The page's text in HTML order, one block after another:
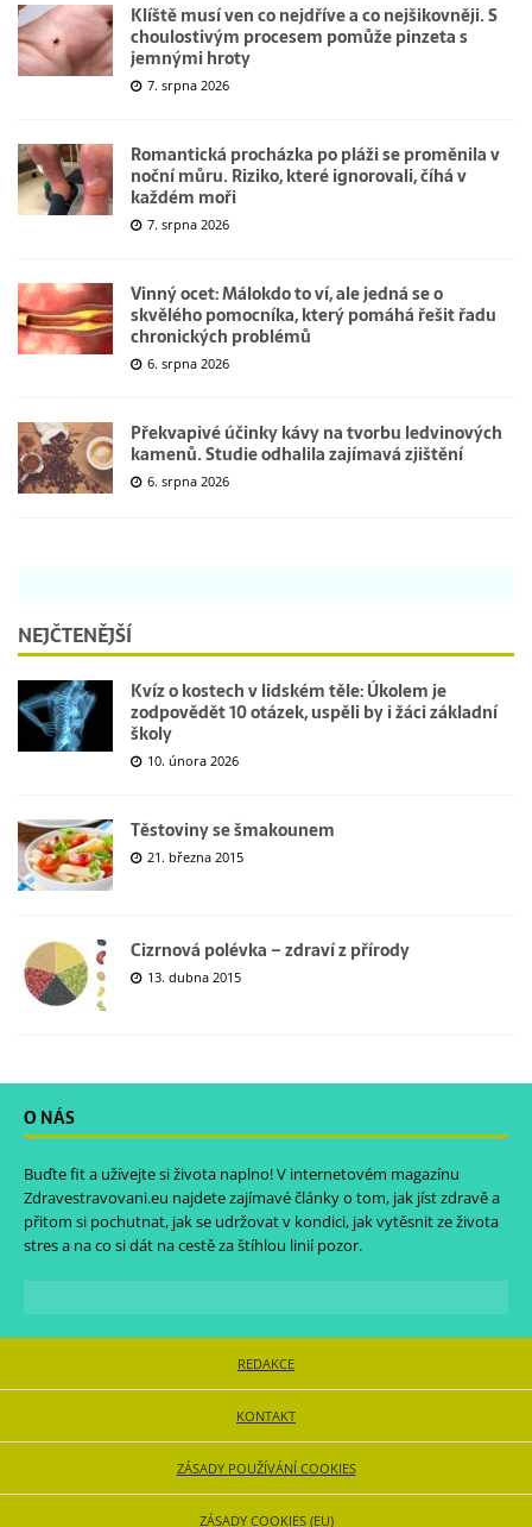
Klíště musí ven co nejdříve a co nejšikovněji. S
choulostivým procesem pomůže pinzeta s
jemnými hroty
7. srpna 2026
Romantická procházka po pláži se proměnila v
noční můru. Riziko, které ignorovali, číhá v
každém moři
7. srpna 2026
Vinný ocet: Málokdo to ví, ale jedná se o
skvělého pomocníka, který pomáhá řešit řadu
chronických problémů
6. srpna 2026
Překvapivé účinky kávy na tvorbu ledvinových
kamenů. Studie odhalila zajímavá zjištění
6. srpna 2026
NEJČTENĚJŠÍ
Kvíz o kostech v lidském těle: Úkolem je
zodpovědět 10 otázek, uspěli by i žáci základní
školy
10. února 2026
Těstoviny se šmakounem
21. března 2015
Cizrnová polévka – zdraví z přírody
13. dubna 2015
O NÁS
Buďte fit a užívejte si života naplno! V internetovém magazínu
Zdravestravovani.eu najdete zajímavé články o tom, jak jíst zdravě a
přitom si pochutnat, jak se udržovat v kondici, jak vytěsnit ze života
stres a na co si dát na cestě za štíhlou linií pozor.
REDAKCE
KONTAKT
ZÁSADY POUŽÍVÁNÍ COOKIES
ZÁSADY COOKIES (EU)